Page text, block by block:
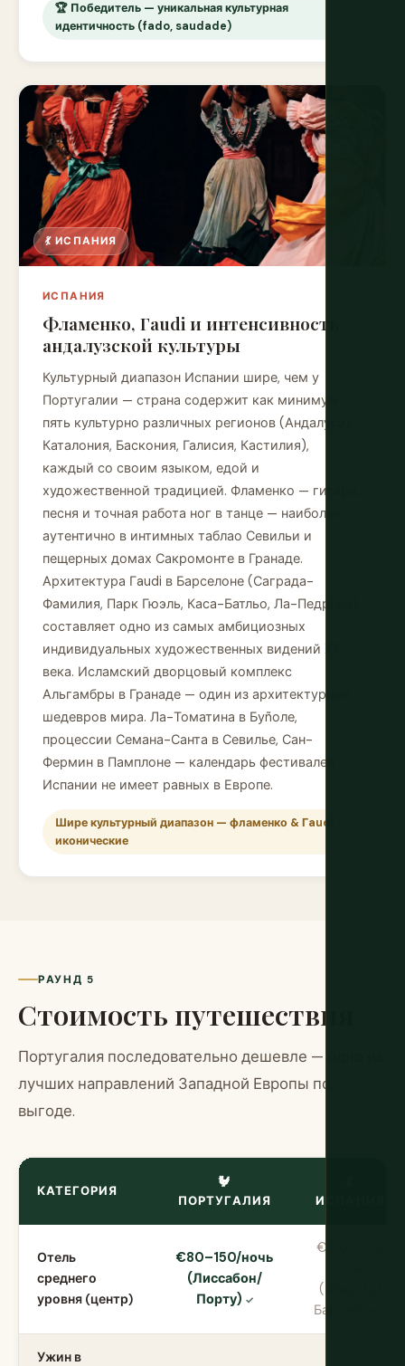
🏆 Победитель — уникальная культурная
идентичность (fado, saudade)
💃 ИСПАНИЯ
ИСПАНИЯ
Фламенко, Гaudi и интенсивность
андалузской культуры
Культурный диапазон Испании шире, чем у
Португалии — страна содержит как минимум
пять культурно различных регионов (Андалусия,
Каталония, Баскония, Галисия, Кастилия),
каждый со своим языком, едой и
художественной традицией. Фламенко — гитара,
песня и точная работа ног в танце — наиболее
аутентично в интимных таблао Севильи и
пещерных домах Сакромонте в Гранаде.
Архитектура Гaudi в Барселоне (Саграда-
Фамилия, Парк Гюэль, Каса-Батльо, Ла-Педрера)
составляет одно из самых амбициозных
индивидуальных художественных видений XX
века. Исламский дворцовый комплекс
Альгамбры в Гранаде — один из архитектурных
шедевров мира. Ла-Томатина в Буñоле,
процессии Семана-Санта в Севилье, Сан-
Фермин в Памплоне — календарь фестивалей
Испании не имеет равных в Европе.
Шире культурный диапазон — фламенко & Гaudi
иконические
РАУНД 5
Стоимость путешествия
Португалия последовательно дешевле — одно из
лучших направлений Западной Европы по
выгоде.
КАТЕГОРИЯ
🐓
ПОРТУГАЛИЯ
ИСПАНИЯ
Отель
среднего
уровня (центр)
€80–150/ночь
(Лиссабон/
Порту)
€100–220/
(Мадрид/
Барселона)
Ужин в